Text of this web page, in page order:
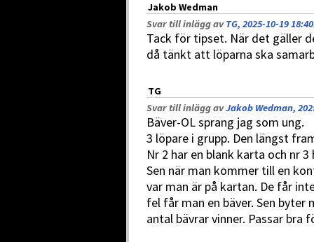
Jakob Wedman
Svar till inlägg avTG, 2025-10-19 18:40
Tack för tipset. När det gäller
då tänkt att löparna ska
TG
Svar till inlägg avJakob Wedman,
Bäver-OL sprang jag som ung.
3 löpare i grupp. Den längst
Nr 2 har en blank karta och nr
Sen när man kommer till en
var man är på kartan. De får
fel får man en bäver. Sen
antal bävrar vinner. Passar bra